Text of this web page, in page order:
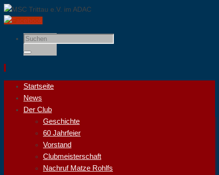
Suchen
nach:
Suchen
Zum
Inhalt
springen
Startseite
News
Der Club
Geschichte
60 Jahrfeier
Vorstand
Clubmeisterschaft
Nachruf Matze Rohlfs